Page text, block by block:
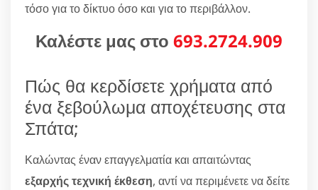
τόσο για το δίκτυο όσο και για το περιβάλλον.
Καλέστε μας στο 693.2724.909
Πώς θα κερδίσετε χρήματα από
ένα ξεβούλωμα αποχέτευσης στα
Σπάτα;
Καλώντας έναν επαγγελματία και απαιτώντας
εξαρχής τεχνική έκθεση, αντί να περιμένετε να δείτε